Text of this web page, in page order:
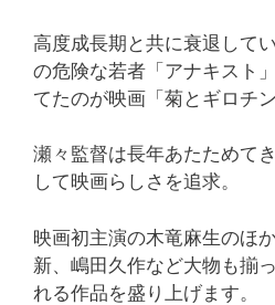
高度成長期と共に衰退して
の危険な若者「アナキスト
てたのが映画「菊とギロチン
瀬々監督は長年あたためて
して映画らしさを追求。
映画初主演の木竜麻生のほ
新、嶋田久作など大物も揃
れる作品を盛り上げます。